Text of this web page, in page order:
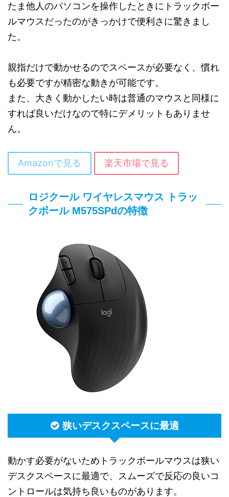
たま他人のパソコンを操作したときにトラックボー
ルマウスだったのがきっかけで便利さに驚きまし
た。
親指だけで動かせるのでスペースが必要なく、慣れ
も必要ですが精密な動きが可能です。
また、大きく動かしたい時は普通のマウスと同様に
すれば良いだけなので特にデメリットもありませ
ん。
Amazonで見る 楽天市場で見る
ロジクール ワイヤレスマウス トラッ
クボール M575SPdの特徴
狭いデスクスペースに最適
動かす必要がないためトラックボールマウスは狭い
デスクスペースに最適で、スムーズで反応の良いコ
ントロールは気持ち良いものがあります。